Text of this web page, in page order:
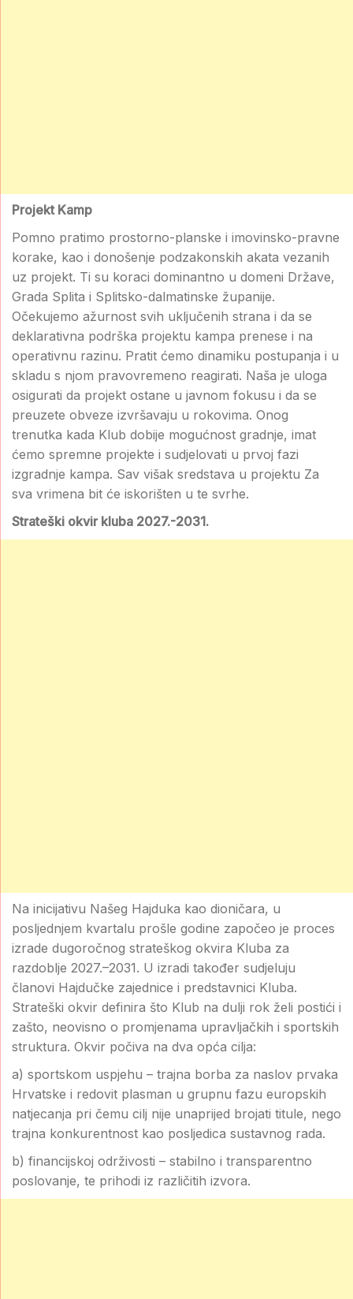
Projekt Kamp
Pomno pratimo prostorno-planske i imovinsko-pravne
korake, kao i donošenje podzakonskih akata vezanih
uz projekt. Ti su koraci dominantno u domeni Države,
Grada Splita i Splitsko-dalmatinske županije.
Očekujemo ažurnost svih uključenih strana i da se
deklarativna podrška projektu kampa prenese i na
operativnu razinu. Pratit ćemo dinamiku postupanja i u
skladu s njom pravovremeno reagirati. Naša je uloga
osigurati da projekt ostane u javnom fokusu i da se
preuzete obveze izvršavaju u rokovima. Onog
trenutka kada Klub dobije mogućnost gradnje, imat
ćemo spremne projekte i sudjelovati u prvoj fazi
izgradnje kampa. Sav višak sredstava u projektu Za
sva vrimena bit će iskorišten u te svrhe.
Strateški okvir kluba 2027.-2031.
Na inicijativu Našeg Hajduka kao dioničara, u
posljednjem kvartalu prošle godine započeo je proces
izrade dugoročnog strateškog okvira Kluba za
razdoblje 2027.–2031. U izradi također sudjeluju
članovi Hajdučke zajednice i predstavnici Kluba.
Strateški okvir definira što Klub na dulji rok želi postići i
zašto, neovisno o promjenama upravljačkih i sportskih
struktura. Okvir počiva na dva opća cilja:
a) sportskom uspjehu – trajna borba za naslov prvaka
Hrvatske i redovit plasman u grupnu fazu europskih
natjecanja pri čemu cilj nije unaprijed brojati titule, nego
trajna konkurentnost kao posljedica sustavnog rada.
b) financijskoj održivosti – stabilno i transparentno
poslovanje, te prihodi iz različitih izvora.